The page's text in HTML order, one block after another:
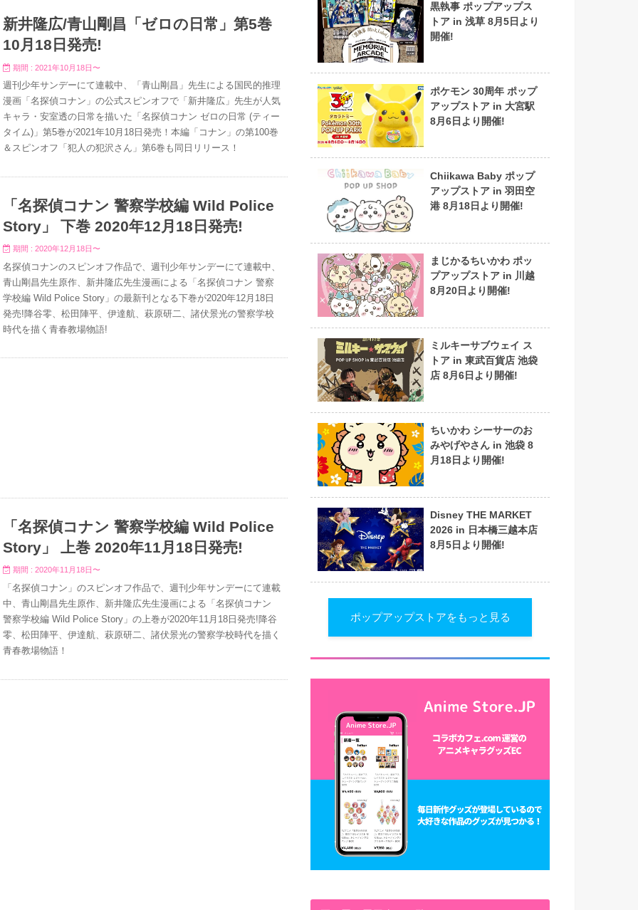
新井隆広/青山剛昌「ゼロの日常」第5巻
10月18日発売!
期間 : 2021年10月18日〜
週刊少年サンデーにて連載中、「青山剛昌」先生による国民的推理
漫画「名探偵コナン」の公式スピンオフで「新井隆広」先生が人気
キャラ・安室透の日常を描いた「名探偵コナン ゼロの日常 (ティー
タイム)」第5巻が2021年10月18日発売！本編「コナン」の第100巻
＆スピンオフ「犯人の犯沢さん」第6巻も同日リリース！
「名探偵コナン 警察学校編 Wild Police
Story」 下巻 2020年12月18日発売!
期間 : 2020年12月18日〜
名探偵コナンのスピンオフ作品で、週刊少年サンデーにて連載中、
青山剛昌先生原作、新井隆広先生漫画による「名探偵コナン 警察
学校編 Wild Police Story」の最新刊となる下巻が2020年12月18日
発売!降谷零、松田陣平、伊達航、萩原研二、諸伏景光の警察学校
時代を描く青春教場物語!
「名探偵コナン 警察学校編 Wild Police
Story」 上巻 2020年11月18日発売!
期間 : 2020年11月18日〜
「名探偵コナン」のスピンオフ作品で、週刊少年サンデーにて連載
中、青山剛昌先生原作、新井隆広先生漫画による「名探偵コナン
警察学校編 Wild Police Story」の上巻が2020年11月18日発売!降谷
零、松田陣平、伊達航、萩原研二、諸伏景光の警察学校時代を描く
青春教場物語！
黒執事 ポップアップス
トア in 浅草 8月5日より
開催!
ポケモン 30周年 ポップ
アップストア in 大宮駅
8月6日より開催!
Chiikawa Baby ポップ
アップストア in 羽田空
港 8月18日より開催!
まじかるちいかわ ポッ
プアップストア in 川越
8月20日より開催!
ミルキーサブウェイ ス
トア in 東武百貨店 池袋
店 8月6日より開催!
ちいかわ シーサーのお
みやげやさん in 池袋 8
月18日より開催!
Disney THE MARKET
2026 in 日本橋三越本店
8月5日より開催!
ポップアップストアをもっと見る